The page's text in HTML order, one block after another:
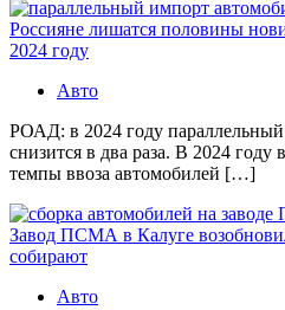
Россияне лишатся половины
2024 году
Авто
РОАД: в 2024 году
снизится в два раза. В 2024 году
темпы ввоза автомобилей […]
Завод ПСМА в Калуге
собирают
Авто